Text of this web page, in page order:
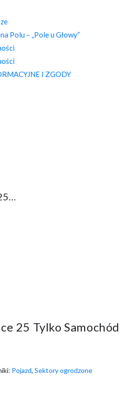
Polu – „Pole u Głowy”
I ZGODY
25 Tylko Samochód
Pojazd, Sektory ogrodzone